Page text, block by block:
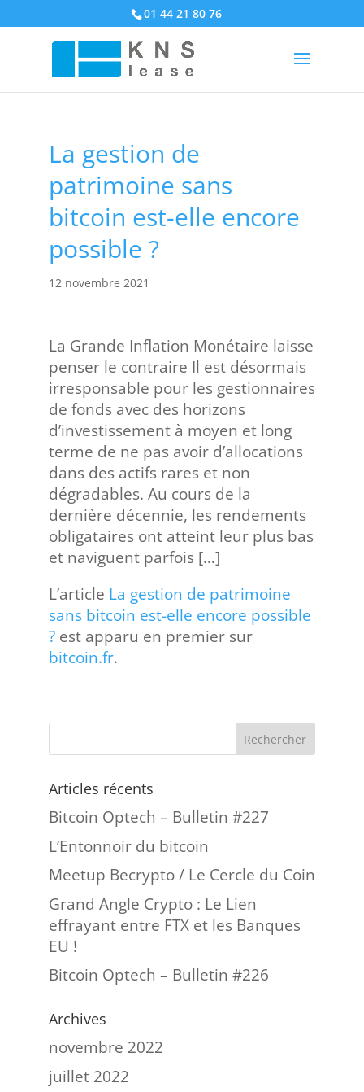
01 44 21 80 76
La gestion de
patrimoine sans
bitcoin est-elle encore
possible ?
12 novembre 2021
La Grande Inflation Monétaire laisse
penser le contraire Il est désormais
irresponsable pour les gestionnaires
de fonds avec des horizons
d’investissement à moyen et long
terme de ne pas avoir d’allocations
dans des actifs rares et non
dégradables. Au cours de la
dernière décennie, les rendements
obligataires ont atteint leur plus bas
et naviguent parfois […]
L’article La gestion de patrimoine
sans bitcoin est-elle encore possible
?est apparu en premier sur
bitcoin.fr.
Articles récents
Bitcoin Optech – Bulletin #227
L’Entonnoir du bitcoin
Meetup Becrypto / Le Cercle du Coin
Grand Angle Crypto : Le Lien
effrayant entre FTX et les Banques
EU !
Bitcoin Optech – Bulletin #226
Archives
novembre 2022
juillet 2022